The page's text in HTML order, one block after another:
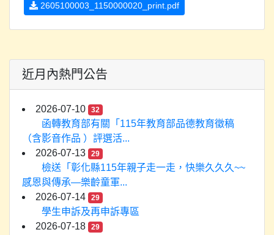
2605100003_1150000020_print.pdf
近月內熱門公告
2026-07-10 32
函轉教育部有關「115年教育部品德教育徵稿
（含影音作品 ）評選活...
2026-07-13
29
檢送「彰化縣115年親子走一走，快樂久久久~~
感恩與傳承—樂齡童軍...
2026-07-14
29
學生申訴及再申訴專區
2026-07-18
29